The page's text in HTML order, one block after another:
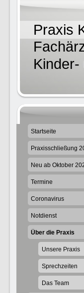
Praxis
Kinder-
Startseite
Praxisschließung
Neu ab Oktober
Termine
Coronavirus
Notdienst
Über die Praxis
Unsere Praxis
Sprechzeiten
Das Team